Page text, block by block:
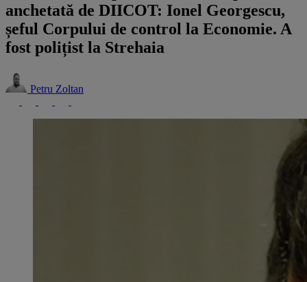
anchetată de DIICOT: Ionel Georgescu,
șeful Corpului de control la Economie. A
fost polițist la Strehaia
Petru Zoltan